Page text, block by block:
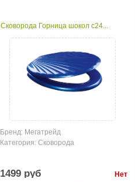
Сковорода Горница шокол с24...
Бренд: Мегатрейд
Категория: Сковорода
1499 руб Нет